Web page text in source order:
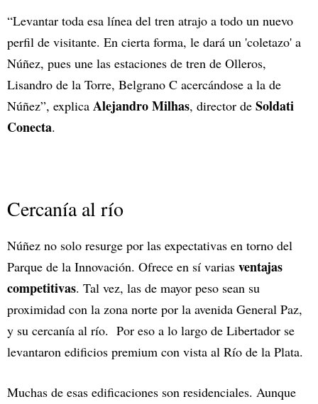
“Levantar toda esa línea del tren atrajo a todo un nuevo
perfil de visitante. En cierta forma, le dará un 'coletazo' a
Núñez, pues une las estaciones de tren de Olleros,
Lisandro de la Torre, Belgrano C acercándose a la de
Núñez”, explica Alejandro Milhas, director de Soldati
Conecta.
Cercanía al río
Núñez no solo resurge por las expectativas en torno del
Parque de la Innovación. Ofrece en sí varias ventajas
competitivas. Tal vez, las de mayor peso sean su
proximidad con la zona norte por la avenida General Paz,
y su cercanía al río. Por eso a lo largo de Libertador se
levantaron edificios premium con vista al Río de la Plata.
Muchas de esas edificaciones son residenciales. Aunque